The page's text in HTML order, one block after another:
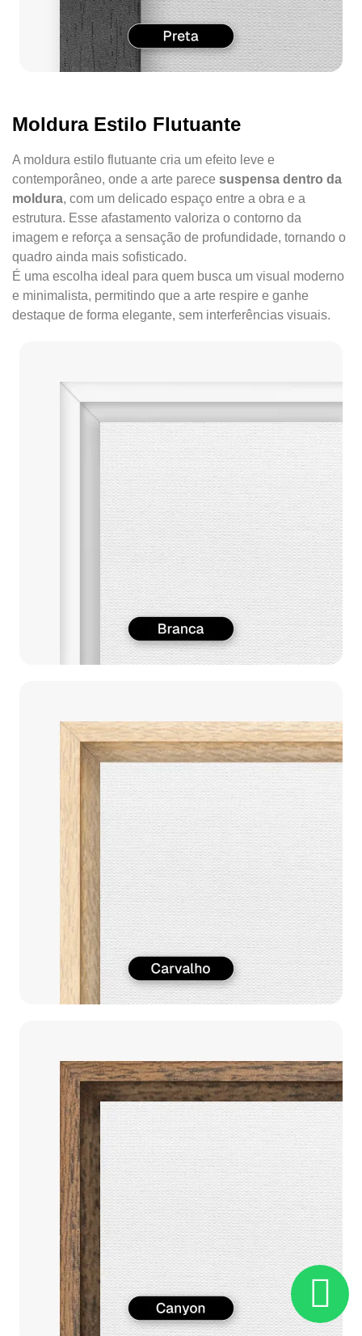
Moldura Estilo Flutuante
A moldura estilo flutuante cria um efeito leve e
contemporâneo, onde a arte parece suspensa dentro da
moldura, com um delicado espaço entre a obra e a
estrutura. Esse afastamento valoriza o contorno da
imagem e reforça a sensação de profundidade, tornando o
quadro ainda mais sofisticado.
É uma escolha ideal para quem busca um visual moderno
e minimalista, permitindo que a arte respire e ganhe
destaque de forma elegante, sem interferências visuais.